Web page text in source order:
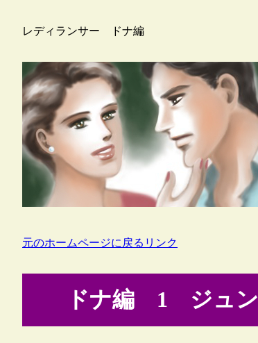
レディランサー ドナ編
元のホームページに戻るリンク
ドナ編 1 ジュン